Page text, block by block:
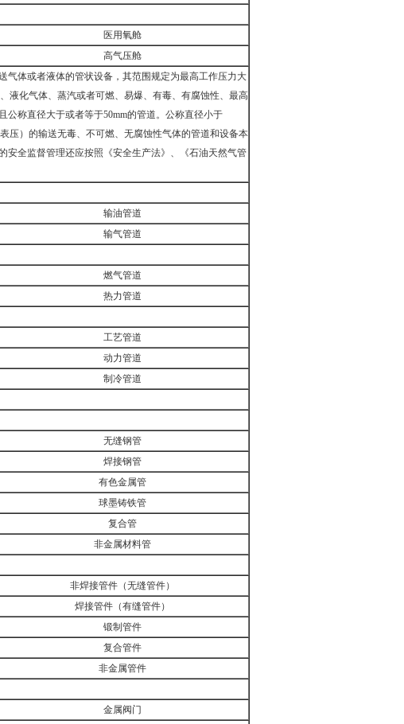
医用氧舱
高气压舱
气体或者液体的管状设备，其范围规定为最高工作压力大
液化气体、蒸汽或者可燃、易爆、有毒、有腐蚀性、最高
公称直径大于或者等于50mm的管道。公称直径小于
压）的输送无毒、不可燃、无腐蚀性气体的管道和设备本
安全监督管理还应按照《安全生产法》、《石油天然气管
输油管道
输气管道
燃气管道
热力管道
工艺管道
动力管道
制冷管道
无缝钢管
焊接钢管
有色金属管
球墨铸铁管
复合管
非金属材料管
非焊接管件（无缝管件）
焊接管件（有缝管件）
锻制管件
复合管件
非金属管件
金属阀门